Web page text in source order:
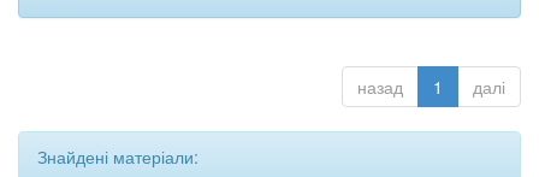
назад 1 далі
Знайдені матеріали: